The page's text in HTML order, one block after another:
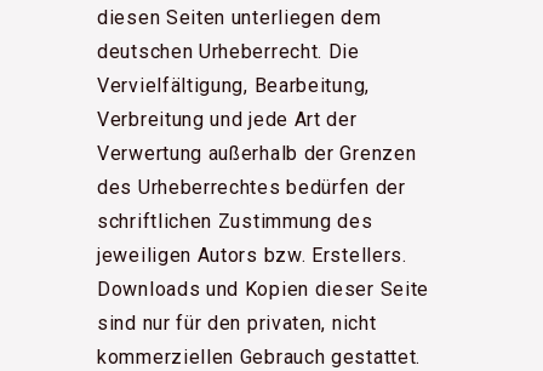
diesen Seiten unterliegen dem
deutschen Urheberrecht. Die
Vervielfältigung, Bearbeitung,
Verbreitung und jede Art der
Verwertung außerhalb der Grenzen
des Urheberrechtes bedürfen der
schriftlichen Zustimmung des
jeweiligen Autors bzw. Erstellers.
Downloads und Kopien dieser Seite
sind nur für den privaten, nicht
kommerziellen Gebrauch gestattet.